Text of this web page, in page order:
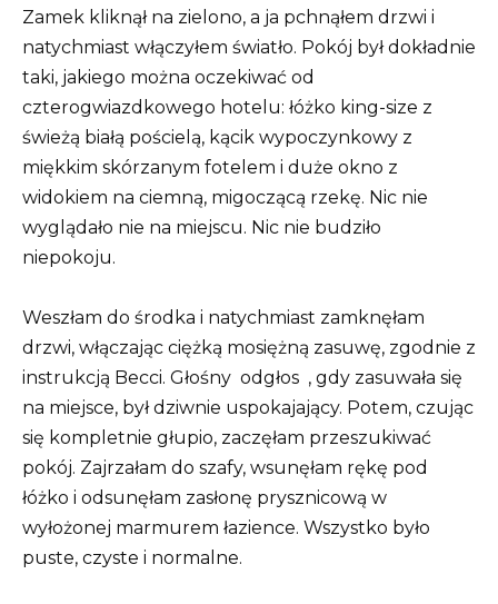
Zamek kliknął na zielono, a ja pchnąłem drzwi i
natychmiast włączyłem światło. Pokój był dokładnie
taki, jakiego można oczekiwać od
czterogwiazdkowego hotelu: łóżko king-size z
świeżą białą pościelą, kącik wypoczynkowy z
miękkim skórzanym fotelem i duże okno z
widokiem na ciemną, migoczącą rzekę. Nic nie
wyglądało nie na miejscu. Nic nie budziło
niepokoju.
Weszłam do środka i natychmiast zamknęłam
drzwi, włączając ciężką mosiężną zasuwę, zgodnie z
instrukcją Becci. Głośny odgłos , gdy zasuwała się
na miejsce, był dziwnie uspokajający. Potem, czując
się kompletnie głupio, zaczęłam przeszukiwać
pokój. Zajrzałam do szafy, wsunęłam rękę pod
łóżko i odsunęłam zasłonę prysznicową w
wyłożonej marmurem łazience. Wszystko było
puste, czyste i normalne.